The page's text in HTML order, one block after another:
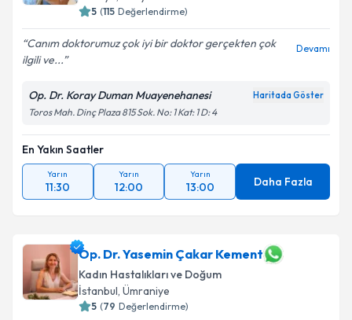
5 (115 Değerlendirme)
Canım doktorumuz çok iyi bir doktor gerçekten çok
ilgili ve...
Devamı
Op. Dr. Koray Duman Muayenehanesi Haritada Göster
Toros Mah. Dinç Plaza 815 Sok. No: 1 Kat: 1 D: 4
En Yakın Saatler
Yarın
11:30
Yarın
12:00
Yarın
13:00 Daha Fazla
Op. Dr. Yasemin Çakar Kement
Kadın Hastalıkları ve Doğum
İstanbul, Ümraniye
5 (79 Değerlendirme)